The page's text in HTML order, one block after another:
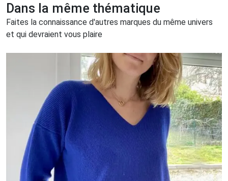
Dans la même thématique
Faites la connaissance d'autres marques du même univers
et qui devraient vous plaire